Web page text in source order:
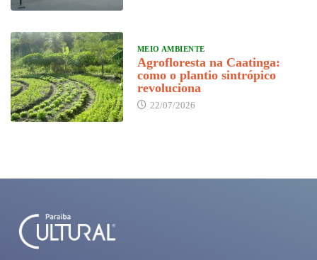
MEIO AMBIENTE
Agrofloresta na Caatinga:
como o plantio sintrópico
revoluciona
22/07/2026